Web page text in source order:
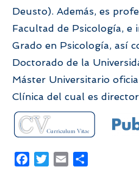
Deusto). Además, es
Facultad de Psicología, e
Grado en Psicología, así
Doctorado de la
Máster Universitario
Clínica del cual es
FacebookTwitter
Email